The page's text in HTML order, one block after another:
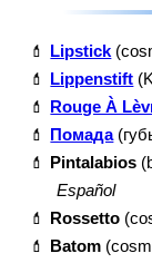
💄 Lipstick
💄
Lippenstift
💄
Rouge À
💄
Помада
💄
Pintalabios
Español
💄
Rossetto
💄
Batom